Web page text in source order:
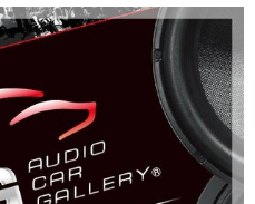
試乗記